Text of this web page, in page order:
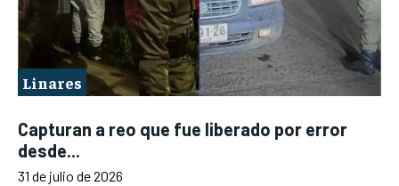
Linares
Capturan a reo que fue liberado por error
desde...
31 de julio de 2026